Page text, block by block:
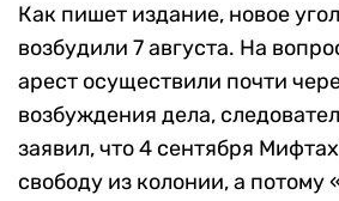
Как пишет издание, новое
возбудили 7 августа. На
арест осуществили почти
возбуждения дела,
заявил, что 4 сентября
свободу из колонии, а потому